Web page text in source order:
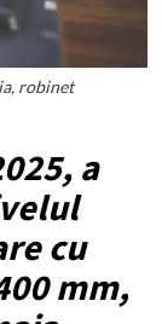
robinet
a
cu
mm,